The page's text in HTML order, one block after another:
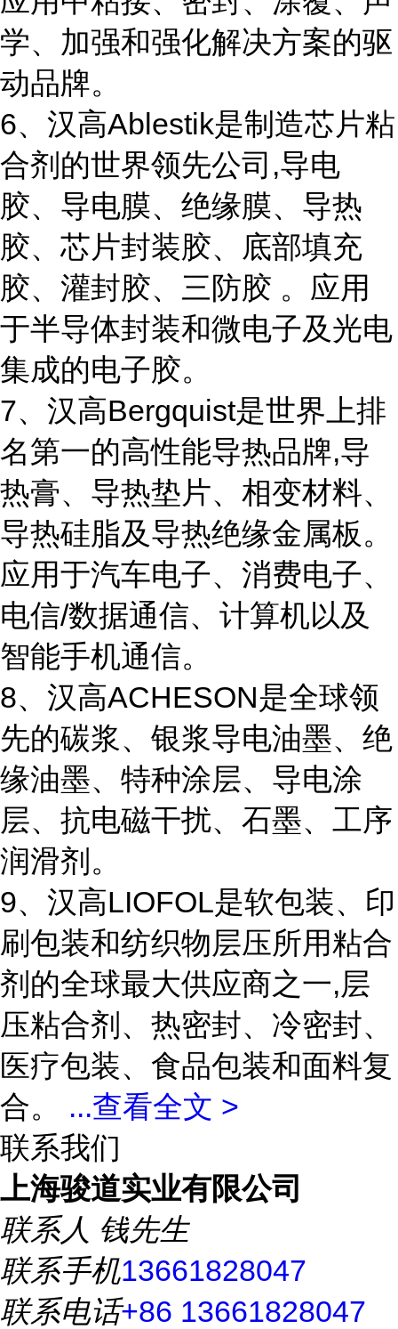
学、加强和强化解决方案的驱
动品牌。
6、汉高Ablestik是制造芯片粘
合剂的世界领先公司,导电
胶、导电膜、绝缘膜、导热
胶、芯片封装胶、底部填充
胶、灌封胶、三防胶 。应用
于半导体封装和微电子及光电
集成的电子胶。
7、汉高Bergquist是世界上排
名第一的高性能导热品牌,导
热膏、导热垫片、相变材料、
导热硅脂及导热绝缘金属板。
应用于汽车电子、消费电子、
电信/数据通信、计算机以及
智能手机通信。
8、汉高ACHESON是全球领
先的碳浆、银浆导电油墨、绝
缘油墨、特种涂层、导电涂
层、抗电磁干扰、石墨、工序
润滑剂。
9、汉高LIOFOL是软包装、印
刷包装和纺织物层压所用粘合
剂的全球最大供应商之一,层
压粘合剂、热密封、冷密封、
医疗包装、食品包装和面料复
合。 ...查看全文 >
联系我们
上海骏道实业有限公司
联系人 钱先生
联系手机13661828047
联系电话+86 13661828047